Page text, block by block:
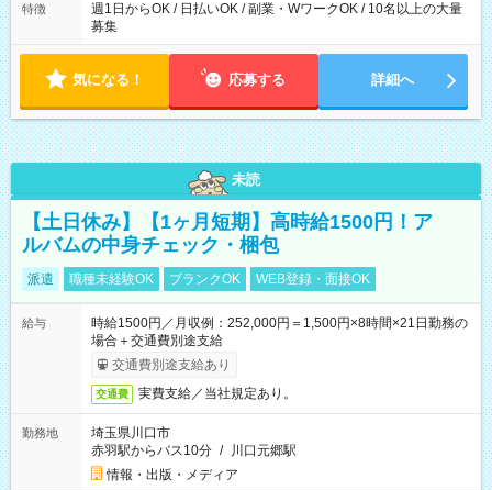
特徴
週1日からOK / 日払いOK / 副業・WワークOK / 10名以上の大量
募集
気になる！ 応募する 詳細へ
未読
【土日休み】【1ヶ月短期】高時給1500円！ア
ルバムの中身チェック・梱包
派遣 職種未経験OK ブランクOK WEB登録・面接OK
給与
時給1500円／月収例：252,000円＝1,500円×8時間×21日勤務の
場合＋交通費別途支給
交通費別途支給あり
交通費 実費支給／当社規定あり。
勤務地
埼玉県川口市
赤羽駅からバス10分 / 川口元郷駅
情報・出版・メディア